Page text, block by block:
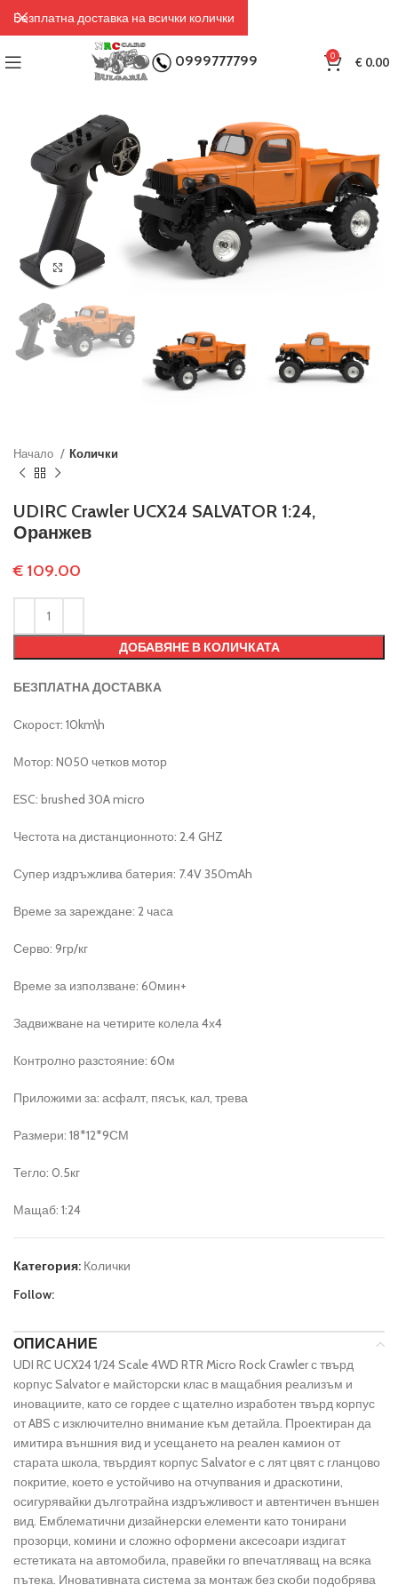
0999777799 0 €0.00
Click to enlarge
Начало Колички
UDIRC Crawler UCX24 SALVATOR 1:24,
Оранжев
€ 109.00
ДОБАВЯНЕ В КОЛИЧКАТА
БЕЗПЛАТНА ДОСТАВКА
Скорост: 10km\h
Мотор: N050 четков мотор
ESC: brushed 30A micro
Честота на дистанционното: 2.4 GHZ
Супер издръжлива батерия: 7.4V 350mAh
Време за зареждане: 2 часа
Серво: 9гр/кг
Време за използване: 60мин+
Задвижване на четирите колела 4х4
Контролно разстояние: 60м
Приложими за: асфалт, пясък, кал, трева
Размери: 18*12*9СМ
Тегло: 0.5кг
Мащаб: 1:24
Категория: Колички
Follow:
ОПИСАНИЕ
UDI RC UCX24 1/24 Scale 4WD RTR Micro Rock Crawler с твърд
корпус Salvator е майсторски клас в мащабния реализъм и
иновациите, като се гордее с щателно изработен твърд корпус
от ABS с изключително внимание към детайла. Проектиран да
имитира външния вид и усещането на реален камион от
старата школа, твърдият корпус Salvator е с лят цвят с гланцово
покритие, което е устойчиво на отчупвания и драскотини,
осигурявайки дълготрайна издръжливост и автентичен външен
вид. Емблематични дизайнерски елементи като тонирани
прозорци, комини и сложно оформени аксесоари издигат
естетиката на автомобила, правейки го впечатляващ на всяка
пътека. Иновативната система за монтаж без скоби подобрява
Безплатна доставка на всички колички